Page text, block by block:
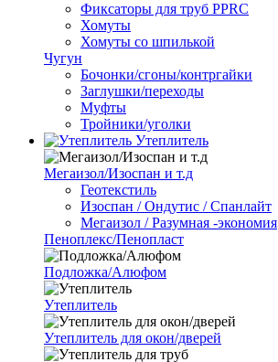
Фиксаторы для труб PPRC
Хомуты
Хомуты со шпилькой
Чугун
Бочонки/сгоны/контргайки
Заглушки/переходы
Муфты
Тройники/уголки
Утеплитель
Мегаизол/Изоспан и т.д
Геотекстиль
Изоспан / Ондутис / Спанлайт
Мегаизол / Разумная -экономия
Пеноплекс/Пенопласт
Подложка/Алюфом
Утеплитель
Утеплитель для окон/дверей